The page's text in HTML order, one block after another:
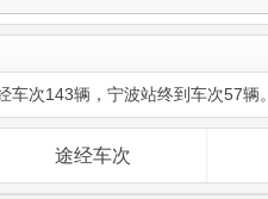
次143辆，宁波站终到车次57辆。
途经车次